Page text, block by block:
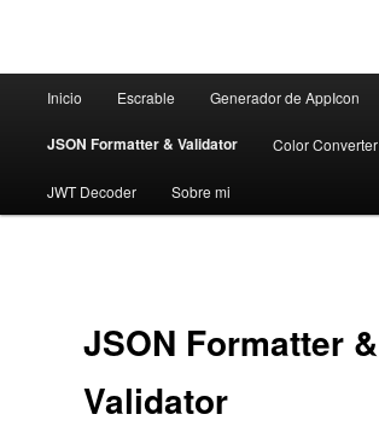
Inicio Escrable Generador de AppIcon
JSON Formatter & Validator Color Converter
JWT Decoder Sobre mi
JSON Formatter &
Validator